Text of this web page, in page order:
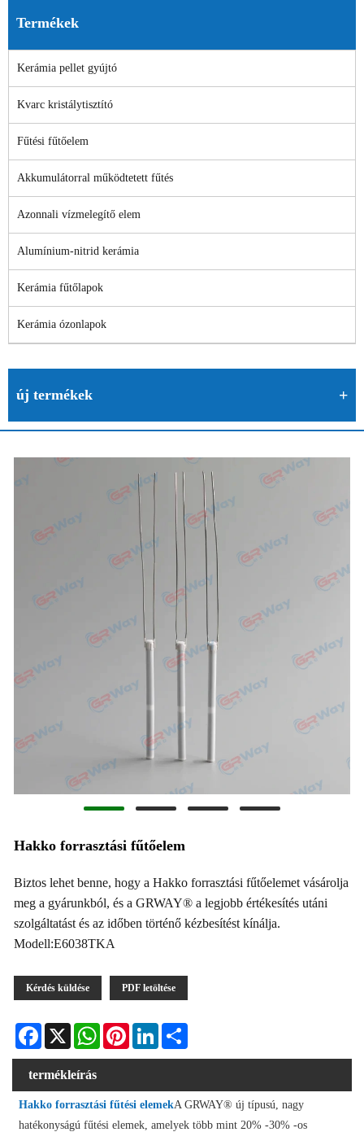
Termékek
Kerámia pellet gyújtó
Kvarc kristálytisztító
Fűtési fűtőelem
Akkumulátorral működtetett fűtés
Azonnali vízmelegítő elem
Alumínium-nitrid kerámia
Kerámia fűtőlapok
Kerámia ózonlapok
új termékek
Hakko forrasztási fűtőelem
Biztos lehet benne, hogy a Hakko forrasztási fűtőelemet vásárolja
meg a gyárunkból, és a GRWAY® a legjobb értékesítés utáni
szolgáltatást és az időben történő kézbesítést kínálja.
Modell:E6038TKA
Kérdés küldése PDF letöltése
Facebook
X WhatsAppPinterestLinkedIn
termékleírás
Hakko forrasztási fűtési elemekA GRWAY® új típusú, nagy
hatékonyságú fűtési elemek, amelyek több mint 20% -30% -os